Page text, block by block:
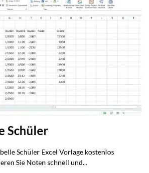
Schüler
Schüler Excel Vorlage kostenlos
Sie Noten schnell und...